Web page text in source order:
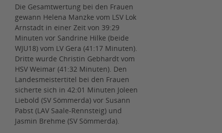
Die Gesamtwertung bei den Frauen
gewann Helena Manzke vom LSV Lok
Arnstadt in einer Zeit von 39:29
Minuten vor Sandrine Hilke (beide
WJU18) vom LV Gera (41:17 Minuten).
Dritte wurde Christin Gebhardt vom
HSV Weimar (41:32 Minuten). Den
Landesmeistertitel bei den Frauen
sicherte sich in 42:01 Minuten Joleen
Liebold (SV Sömmerda) vor Susann
Pabst (LAV Saale-Rennsteig) und
Jasmin Brehme (SV Sömmerda).